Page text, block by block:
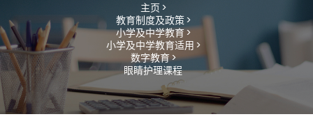
主页 >
教育制度及政策 >
小学及中学教育 >
小学及中学教育适用 >
数字教育 >
眼睛护理课程